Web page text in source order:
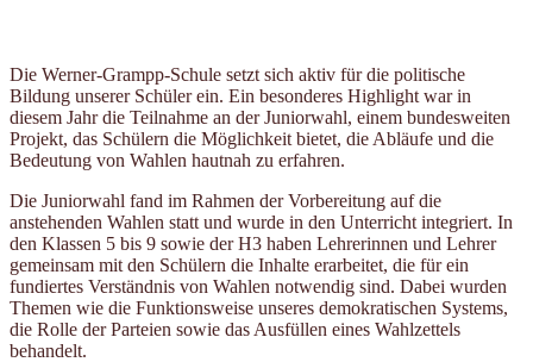
Die Werner-Grampp-Schule setzt sich aktiv für die politische
Bildung unserer Schüler ein. Ein besonderes Highlight war in
diesem Jahr die Teilnahme an der Juniorwahl, einem bundesweiten
Projekt, das Schülern die Möglichkeit bietet, die Abläufe und die
Bedeutung von Wahlen hautnah zu erfahren.
Die Juniorwahl fand im Rahmen der Vorbereitung auf die
anstehenden Wahlen statt und wurde in den Unterricht integriert. In
den Klassen 5 bis 9 sowie der H3 haben Lehrerinnen und Lehrer
gemeinsam mit den Schülern die Inhalte erarbeitet, die für ein
fundiertes Verständnis von Wahlen notwendig sind. Dabei wurden
Themen wie die Funktionsweise unseres demokratischen Systems,
die Rolle der Parteien sowie das Ausfüllen eines Wahlzettels
behandelt.